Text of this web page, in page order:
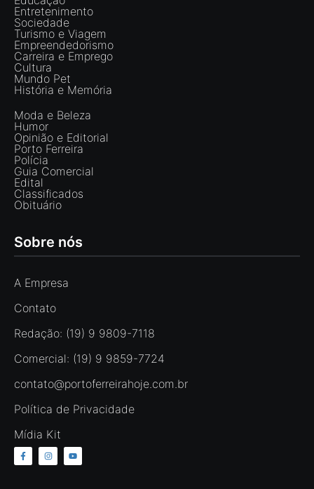
Entretenimento
Sociedade
Turismo e Viagem
Empreendedorismo
Carreira e Emprego
Cultura
Mundo Pet
História e Memória
Moda e Beleza
Humor
Opinião e Editorial
Porto Ferreira
Polícia
Guia Comercial
Edital
Classificados
Obituário
Sobre nós
A Empresa
Contato
Redação: (19) 9 9809-7118
Comercial: (19) 9 9859-7724
contato@portoferreirahoje.com.br
Política de Privacidade
Mídia Kit